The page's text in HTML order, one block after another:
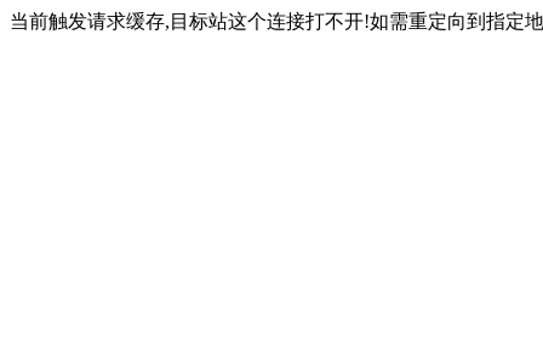
当前触发请求缓存,目标站这个连接打不开!如需重定向到指定